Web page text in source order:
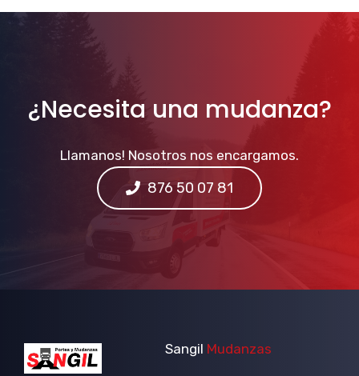
¿Necesita una mudanza?
Llamanos! Nosotros nos encargamos.
876 50 07 81
Sangil Mudanzas